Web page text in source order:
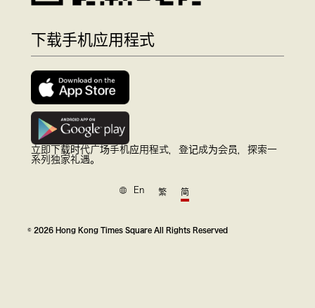
下载手机应用程式
立即下载时代广场手机应用程式，登记成为会员，探索一
系列独家礼遇。
En 繁 简
© 2026 Hong Kong Times Square All Rights Reserved